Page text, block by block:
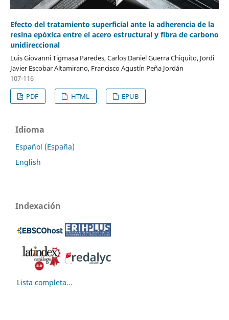
Efecto del tratamiento superficial ante la adherencia de la
resina epóxica entre el acero estructural y fibra de carbono
unidireccional
Luis Giovanni Tigmasa Paredes, Carlos Daniel Guerra Chiquito, Jordi
Javier Escobar Altamirano, Francisco Agustín Peña Jordán
107-116
PDF
HTML EPUB
Idioma
Español (España)
English
Indexación
Lista completa...